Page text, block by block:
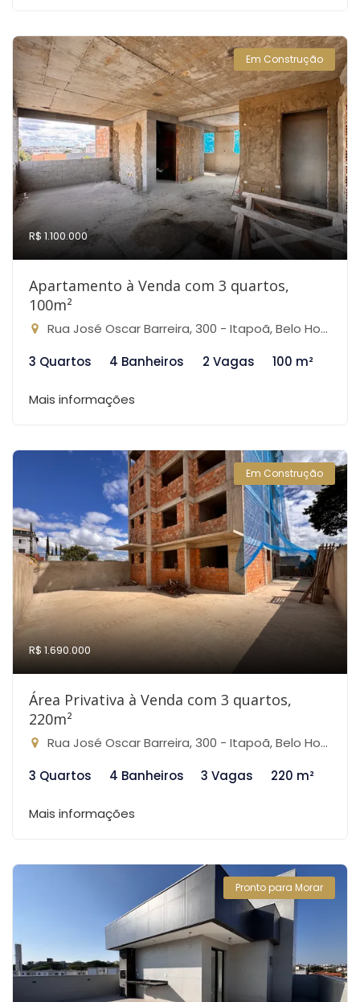
Em Construção
R$ 1.100.000
Apartamento à Venda com 3 quartos,
100m²
Rua José Oscar Barreira, 300 - Itapoã, Belo Horizonte-MG
3 Quartos
4 Banheiros 2 Vagas 100 m²
Mais informações
Em Construção
R$ 1.690.000
Área Privativa à Venda com 3 quartos,
220m²
Rua José Oscar Barreira, 300 - Itapoã, Belo Horizonte-MG
3 Quartos
4 Banheiros 3 Vagas 220 m²
Mais informações
Pronto para Morar